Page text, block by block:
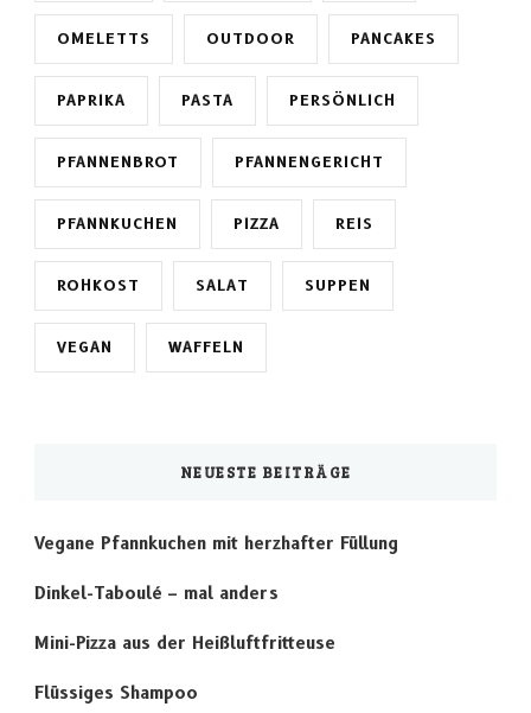
OMELETTS OUTDOOR PANCAKES
PAPRIKA PASTA PERSÖNLICH
PFANNENBROT PFANNENGERICHT
PFANNKUCHEN PIZZA REIS
ROHKOST SALAT SUPPEN
VEGAN WAFFELN
NEUESTE BEITRÄGE
Vegane Pfannkuchen mit herzhafter Füllung
Dinkel-Taboulé – mal anders
Mini-Pizza aus der Heißluftfritteuse
Flüssiges Shampoo